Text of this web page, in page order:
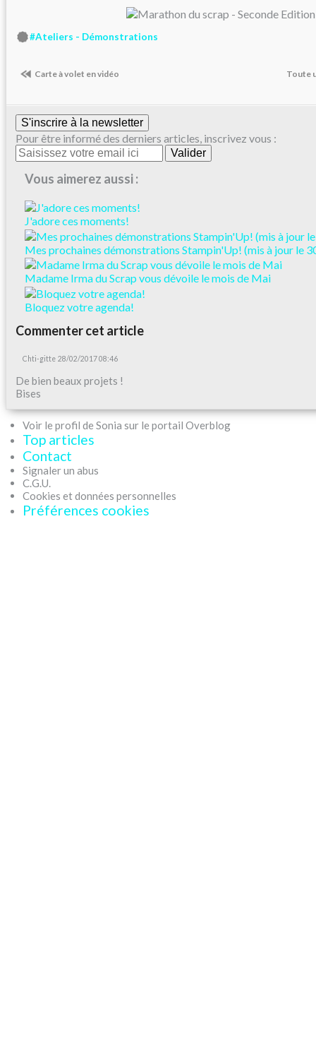
#Ateliers - Démonstrations
Carte à volet en vidéo Toute
S'inscrire à la newsletter
Pour être informé des derniers articles, inscrivez vous :
Vous aimerez aussi :
J'adore ces moments!
Mes prochaines démonstrations Stampin'Up! (mis à jour le
Madame Irma du Scrap vous dévoile le mois de Mai
Bloquez votre agenda!
Commenter cet article
Chti-gitte 28/02/2017 08:46
De bien beaux projets !
Bises
Voir le profil de Sonia sur le portail Overblog
Top articles
Contact
Signaler un abus
C.G.U.
Cookies et données personnelles
Préférences cookies